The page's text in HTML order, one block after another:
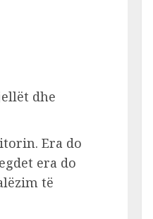
dhe
Era do
era do
të